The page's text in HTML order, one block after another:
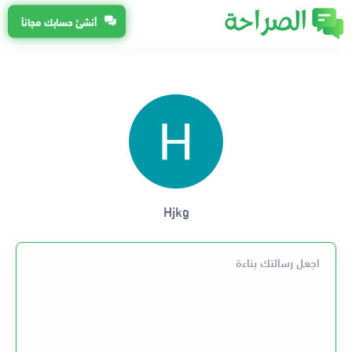
أنشئ حسابك مجاناً
Hjkg